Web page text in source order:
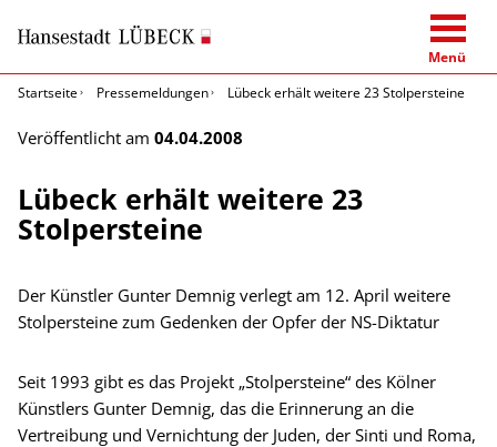
Menü
Startseite
Pressemeldungen Lübeck erhält weitere 23 Stolpersteine
Veröffentlicht am 04.04.2008
Lübeck erhält weitere 23
Stolpersteine
Der Künstler Gunter Demnig verlegt am 12. April weitere
Stolpersteine zum Gedenken der Opfer der NS-Diktatur
Seit 1993 gibt es das Projekt „Stolpersteine“ des Kölner
Künstlers Gunter Demnig, das die Erinnerung an die
Vertreibung und Vernichtung der Juden, der Sinti und Roma,